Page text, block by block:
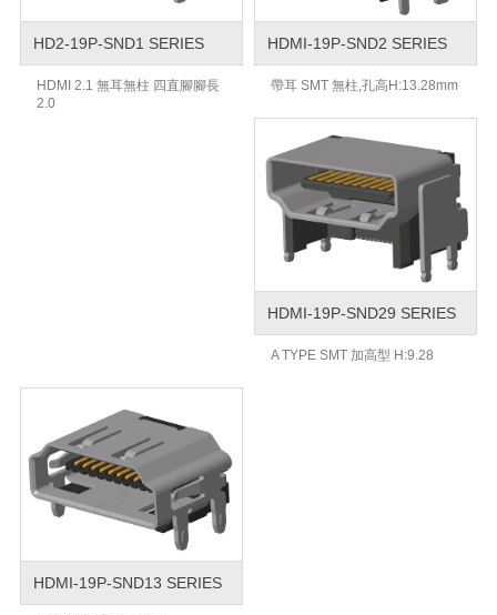
HD2-19P-SND1 SERIES
HDMI 2.1 無耳無柱 四直腳腳長
2.0
HDMI-19P-SND2 SERIES
帶耳 SMT 無柱,孔高H:13.28mm
HDMI-19P-SND29 SERIES
A TYPE SMT 加高型 H:9.28
HDMI-19P-SND13 SERIES